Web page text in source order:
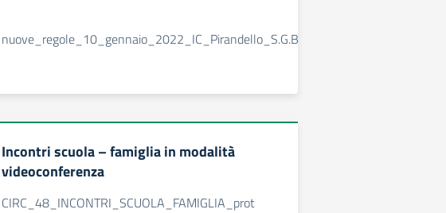
nuove_regole_10_gennaio_2022_IC_Pirandello_S.G.Bosco_.pdf.pades_
Incontri scuola – famiglia in modalità
videoconferenza
CIRC_48_INCONTRI_SCUOLA_FAMIGLIA_prot